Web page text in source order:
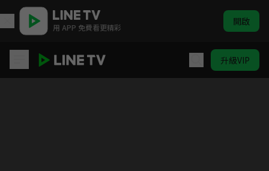
用 APP 免費看更精彩 開啟
升級VIP